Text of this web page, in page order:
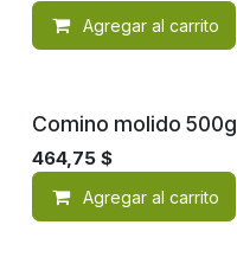
Agregar al carrito
Comino molido 500g
464,75 $
Agregar al carrito